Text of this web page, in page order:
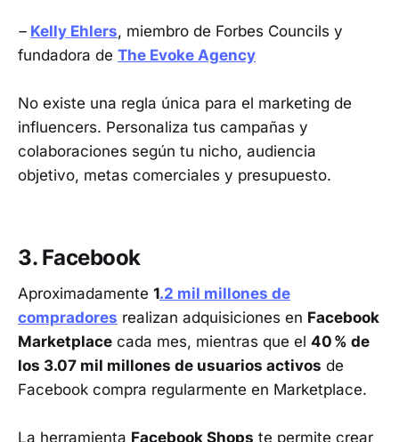
– Kelly Ehlers, miembro de Forbes Councils y
fundadora de The Evoke Agency
No existe una regla única para el marketing de
influencers. Personaliza tus campañas y
colaboraciones según tu nicho, audiencia
objetivo, metas comerciales y presupuesto.
3. Facebook
Aproximadamente 1.2 mil millones de
compradores realizan adquisiciones en Facebook
Marketplace cada mes, mientras que el 40 % de
los 3.07 mil millones de usuarios activos de
Facebook compra regularmente en Marketplace.
La herramienta Facebook Shops te permite crear